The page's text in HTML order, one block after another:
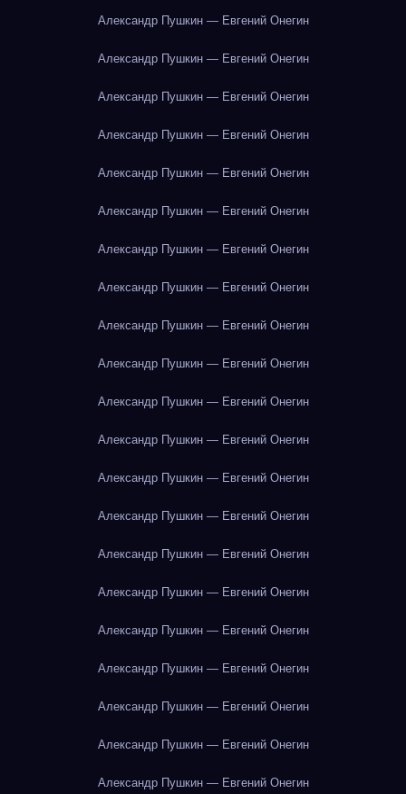
Александр Пушкин — Евгений Онегин
Александр Пушкин — Евгений Онегин
Александр Пушкин — Евгений Онегин
Александр Пушкин — Евгений Онегин
Александр Пушкин — Евгений Онегин
Александр Пушкин — Евгений Онегин
Александр Пушкин — Евгений Онегин
Александр Пушкин — Евгений Онегин
Александр Пушкин — Евгений Онегин
Александр Пушкин — Евгений Онегин
Александр Пушкин — Евгений Онегин
Александр Пушкин — Евгений Онегин
Александр Пушкин — Евгений Онегин
Александр Пушкин — Евгений Онегин
Александр Пушкин — Евгений Онегин
Александр Пушкин — Евгений Онегин
Александр Пушкин — Евгений Онегин
Александр Пушкин — Евгений Онегин
Александр Пушкин — Евгений Онегин
Александр Пушкин — Евгений Онегин
Александр Пушкин — Евгений Онегин